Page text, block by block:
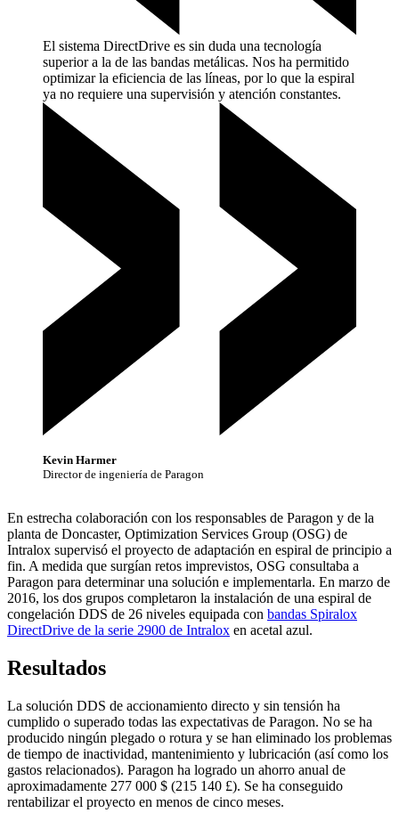
El sistema DirectDrive es sin duda una tecnología
superior a la de las bandas metálicas. Nos ha permitido
optimizar la eficiencia de las líneas, por lo que la espiral
ya no requiere una supervisión y atención constantes.
Kevin Harmer
Director de ingeniería de Paragon
En estrecha colaboración con los responsables de Paragon y de la
planta de Doncaster, Optimization Services Group (OSG) de
Intralox supervisó el proyecto de adaptación en espiral de principio a
fin. A medida que surgían retos imprevistos, OSG consultaba a
Paragon para determinar una solución e implementarla. En marzo de
2016, los dos grupos completaron la instalación de una espiral de
congelación DDS de 26 niveles equipada con bandas Spiralox
DirectDrive de la serie 2900 de Intralox en acetal azul.
Resultados
La solución DDS de accionamiento directo y sin tensión ha
cumplido o superado todas las expectativas de Paragon. No se ha
producido ningún plegado o rotura y se han eliminado los problemas
de tiempo de inactividad, mantenimiento y lubricación (así como los
gastos relacionados). Paragon ha logrado un ahorro anual de
aproximadamente 277 000 $ (215 140 £). Se ha conseguido
rentabilizar el proyecto en menos de cinco meses.